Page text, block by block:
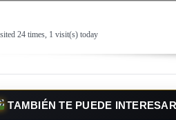
24 times, 1 visit(s) today
TAMBIÉN TE PUEDE INTERESAR